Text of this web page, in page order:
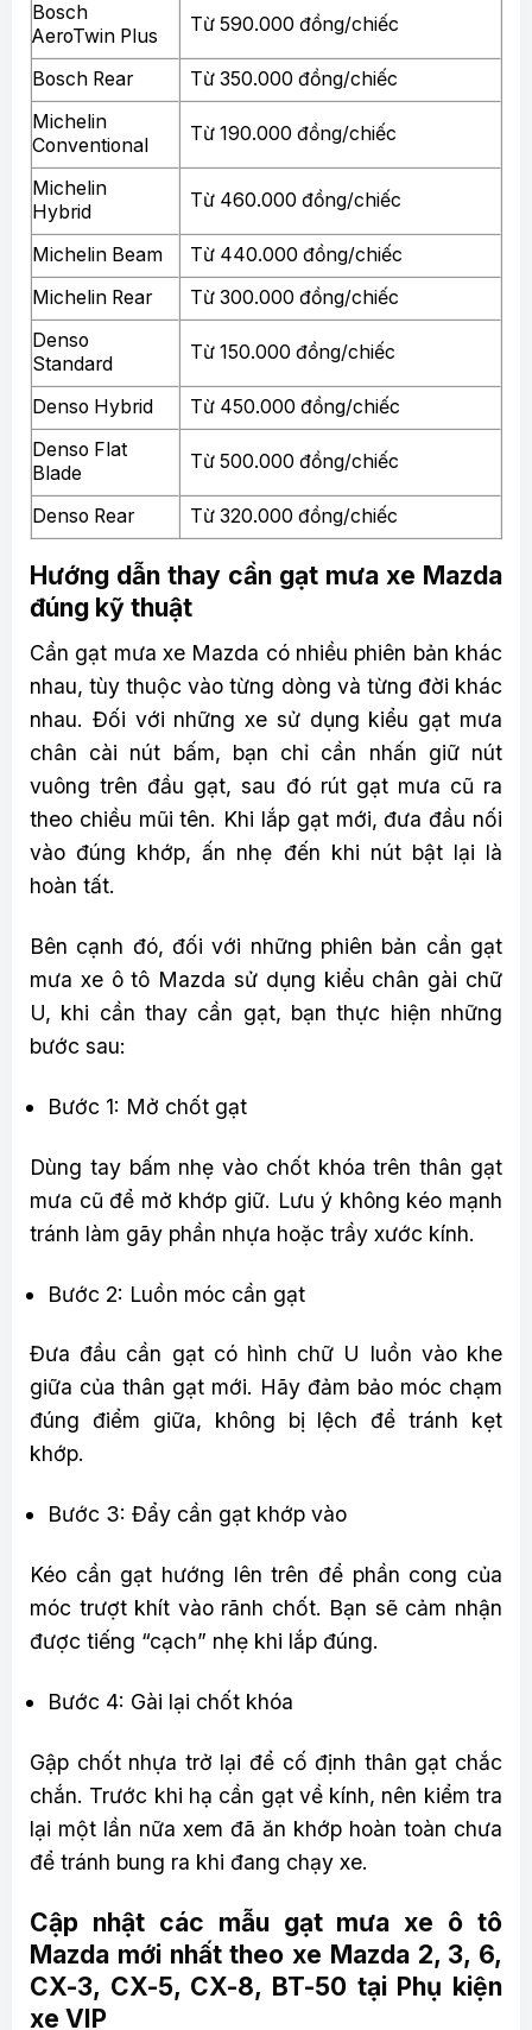
Bosch
AeroTwin Plus
Từ 590.000 đồng/chiếc
Bosch Rear
Từ 350.000 đồng/chiếc
Michelin
Conventional
Từ 190.000 đồng/chiếc
Michelin
Hybrid
Từ 460.000 đồng/chiếc
Michelin Beam
Từ 440.000 đồng/chiếc
Michelin Rear
Từ 300.000 đồng/chiếc
Denso
Standard
Từ 150.000 đồng/chiếc
Denso Hybrid
Từ 450.000 đồng/chiếc
Denso Flat
Blade
Từ 500.000 đồng/chiếc
Denso Rear Từ 320.000 đồng/chiếc
Hướng dẫn thay cần gạt mưa xe Mazda
đúng kỹ thuật
Cần gạt mưa xe Mazda có nhiều phiên bản khác
nhau, tùy thuộc vào từng dòng và từng đời khác
nhau. Đối với những xe sử dụng kiểu gạt mưa
chân cài nút bấm, bạn chỉ cần nhấn giữ nút
vuông trên đầu gạt, sau đó rút gạt mưa cũ ra
theo chiều mũi tên. Khi lắp gạt mới, đưa đầu nối
vào đúng khớp, ấn nhẹ đến khi nút bật lại là
hoàn tất.
Bên cạnh đó, đối với những phiên bản cần gạt
mưa xe ô tô Mazda sử dụng kiểu chân gài chữ
U, khi cần thay cần gạt, bạn thực hiện những
bước sau:
Bước 1: Mở chốt gạt
Dùng tay bấm nhẹ vào chốt khóa trên thân gạt
mưa cũ để mở khớp giữ. Lưu ý không kéo mạnh
tránh làm gãy phần nhựa hoặc trầy xước kính.
Bước 2: Luồn móc cần gạt
Đưa đầu cần gạt có hình chữ U luồn vào khe
giữa của thân gạt mới. Hãy đảm bảo móc chạm
đúng điểm giữa, không bị lệch để tránh kẹt
khớp.
Bước 3: Đẩy cần gạt khớp vào
Kéo cần gạt hướng lên trên để phần cong của
móc trượt khít vào rãnh chốt. Bạn sẽ cảm nhận
được tiếng “cạch” nhẹ khi lắp đúng.
Bước 4: Gài lại chốt khóa
Gập chốt nhựa trở lại để cố định thân gạt chắc
chắn. Trước khi hạ cần gạt về kính, nên kiểm tra
lại một lần nữa xem đã ăn khớp hoàn toàn chưa
để tránh bung ra khi đang chạy xe.
Cập nhật các mẫu gạt mưa xe ô tô
Mazda mới nhất theo xe Mazda 2, 3, 6,
CX-3, CX-5, CX-8, BT-50 tại Phụ kiện
xe VIP